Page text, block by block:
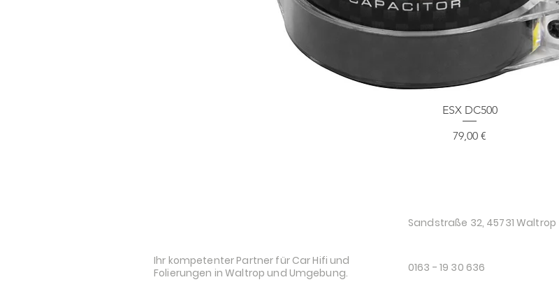
Schnellansicht
ESX DC500
Preis
79,00 €
Ihr kompetenter Partner für Car Hifi und
Folierungen in Waltrop und Umgebung.
Sandstraße 32, 45731 Waltrop
0163 - 19 30 636